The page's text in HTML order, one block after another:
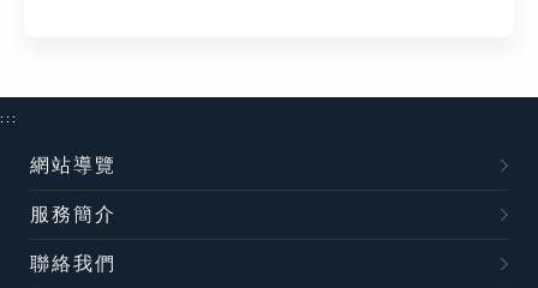
:::
網站導覽
服務簡介
聯絡我們